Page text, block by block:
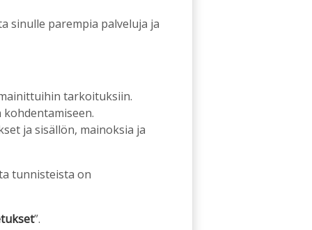
sinulle parempia palveluja ja
tarkoituksiin.
ja sisällön, mainoksia ja
tunnisteista on
”.